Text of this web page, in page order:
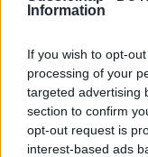
Information
If you wish to opt-
processing of your
targeted advertising
section to confirm
opt-out request is
interest-based ads
SZ
31
21
30
20